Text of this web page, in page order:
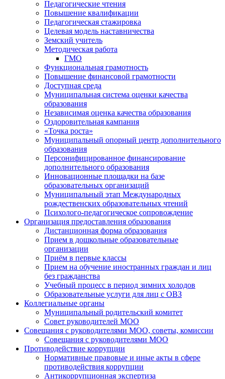
Педагогические чтения
Повышение квалификации
Педагогическая стажировка
Целевая модель наставничества
Земский учитель
Методическая работа
ГМО
Функциональная грамотность
Повышение финансовой грамотности
Доступная среда
Муниципальная система оценки качества
образования
Независимая оценка качества образования
Оздоровительная кампания
«Точка роста»
Муниципальный опорный центр дополнительного
образования
Персонифицированное финансирование
дополнительного образования
Инновационные площадки на базе
образовательных организаций
Муниципальный этап Международных
рождественских образовательных чтений
Психолого-педагогическое сопровождение
Организация предоставления образования
Дистанционная форма образования
Прием в дошкольные образовательные
организации
Приём в первые классы
Прием на обучение иностранных граждан и лиц
без гражданства
Учебный процесс в период зимних холодов
Образовательные услуги для лиц с ОВЗ
Коллегиальные органы
Муниципальный родительский комитет
Совет руководителей МОО
Совещания с руководителями МОО, советы, комиссии
Совещания с руководителями МОО
Противодействие коррупции
Нормативные правовые и иные акты в сфере
противодействия коррупции
Антикоррупционная экспертиза